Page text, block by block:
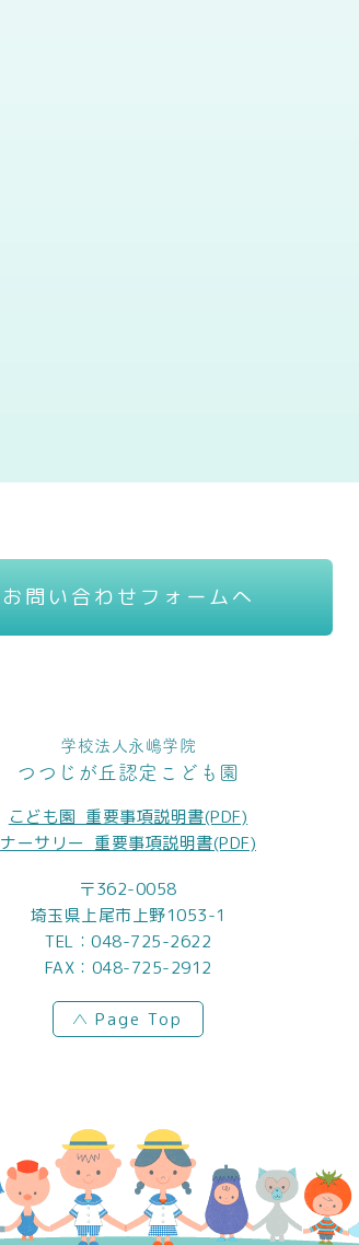
お問い合わせフォームへ
学校法人永嶋学院
つつじが丘認定こども園
こども園_重要事項説明書(PDF)
ナーサリー_重要事項説明書(PDF)
〒362-0058
埼玉県上尾市上野1053-1
TEL： 048-725-2622
FAX：048-725-2912
Page Top